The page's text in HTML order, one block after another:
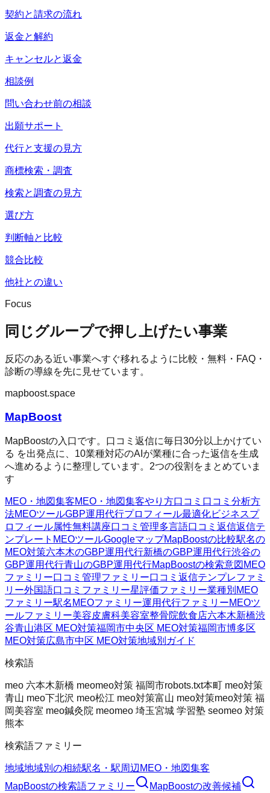
契約と請求の流れ
返金と解約
キャンセルと返金
相談例
問い合わせ前の相談
出願サポート
代行と支援の見方
商標検索・調査
検索と調査の見方
選び方
判断軸と比較
競合比較
他社との違い
Focus
同じグループで押し上げたい事業
反応のある近い事業へすぐ移れるように比較・無料・FAQ・
診断の導線を先に見せています。
mapboost.space
MapBoost
MapBoostの入口です。口コミ返信に毎日30分以上かけてい
る を出発点に、10業種対応のAIが業種に合った返信を生成
へ進めるように整理しています。2つの役割をまとめていま
す
MEO・地図集客MEO・地図集客やり方口コミ 口コミ分析方
法MEOツールGBP運用代行プロフィール最適化ビジネスプ
ロフィール属性無料講座口コミ管理多言語口コミ返信返信テ
ンプレート MEOツールGoogleマップMapBoostの比較駅名の
MEO対策六本木のGBP運用代行新橋のGBP運用代行渋谷の
GBP運用代行青山のGBP運用代行MapBoostの検索意図 MEO
ファミリー口コミ管理ファミリー口コミ返信テンプレファミ
リー外国語口コミファミリー星評価ファミリー業種別MEO
ファミリー駅名MEOファミリー運用代行ファミリーMEOツ
ールファミリー美容皮膚科美容室整骨院飲食店六本木新橋渋
谷青山港区 MEO対策福岡市中央区 MEO対策福岡市博多区
MEO対策広島市中区 MEO対策地域別ガイド
検索語
meo 六本木新橋 meomeo対策 福岡市robots.txt本町 meo対策
青山 meo下北沢 meo松江 meo対策富山 meo対策meo対策 福
岡美容室 meo鍼灸院 meomeo 埼玉宮城 学習塾 seomeo 対策
熊本
検索語ファミリー
地域地域別の相続駅名・駅周辺 MEO・地図集客
MapBoostの検索語ファミリー MapBoostの改善候補